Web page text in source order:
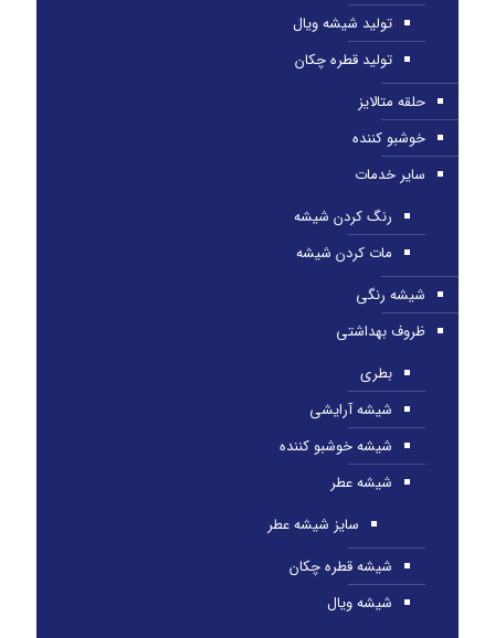
تولید شیشه ویال
تولید قطره چکان
حلقه متالایز
خوشبو کننده
سایر خدمات
رنگ کردن شیشه
مات کردن شیشه
شیشه رنگی
ظروف بهداشتی
بطری
شیشه آرایشی
شیشه خوشبو کننده
شیشه عطر
سایز شیشه عطر
شیشه قطره چکان
شیشه ویال